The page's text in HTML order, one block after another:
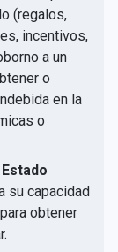
(regalos,
incentivos,
a un
o
en la
o
su capacidad
obtener